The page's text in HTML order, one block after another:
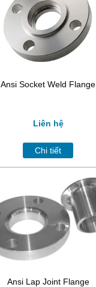
Ansi Socket Weld Flange
Liên hệ
Chi tiết
Ansi Lap Joint Flange